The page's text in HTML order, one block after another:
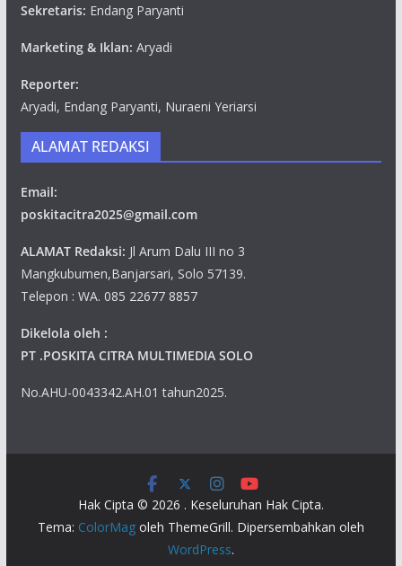
Sekretaris: Endang Paryanti
Marketing & Iklan: Aryadi
Reporter:
Aryadi, Endang Paryanti, Nuraeni Yeriarsi
ALAMAT REDAKSI
Email:
poskitacitra2025@gmail.com
ALAMAT Redaksi: Jl Arum Dalu III no 3
Mangkubumen,Banjarsari, Solo 57139.
Telepon : WA. 085 22677 8857
Dikelola oleh :
PT .POSKITA CITRA MULTIMEDIA SOLO
No.AHU-0043342.AH.01 tahun2025.
Hak Cipta © 2026 . Keseluruhan Hak Cipta.
Tema: ColorMagoleh ThemeGrill. Dipersembahkan oleh
WordPress.